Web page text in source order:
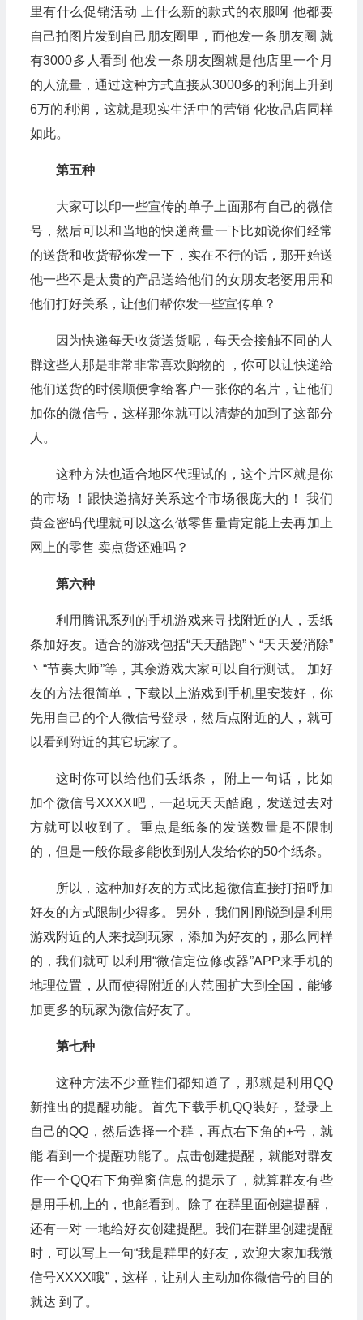
里有什么促销活动 上什么新的款式的衣服啊 他都要
自己拍图片发到自己朋友圈里，而他发一条朋友圈 就
有3000多人看到 他发一条朋友圈就是他店里一个月
的人流量，通过这种方式直接从3000多的利润上升到
6万的利润，这就是现实生活中的营销 化妆品店同样
如此。
第五种
大家可以印一些宣传的单子上面那有自己的微信
号，然后可以和当地的快递商量一下比如说你们经常
的送货和收货帮你发一下，实在不行的话，那开始送
他一些不是太贵的产品送给他们的女朋友老婆用用和
他们打好关系，让他们帮你发一些宣传单？
因为快递每天收货送货呢，每天会接触不同的人
群这些人那是非常非常喜欢购物的 ，你可以让快递给
他们送货的时候顺便拿给客户一张你的名片，让他们
加你的微信号，这样那你就可以清楚的加到了这部分
人。
这种方法也适合地区代理试的，这个片区就是你
的市场 ！跟快递搞好关系这个市场很庞大的！ 我们
黄金密码代理就可以这么做零售量肯定能上去再加上
网上的零售 卖点货还难吗？
第六种
利用腾讯系列的手机游戏来寻找附近的人，丢纸
条加好友。适合的游戏包括“天天酷跑”丶“天天爱消除”
丶“节奏大师”等，其余游戏大家可以自行测试。 加好
友的方法很简单，下载以上游戏到手机里安装好，你
先用自己的个人微信号登录，然后点附近的人，就可
以看到附近的其它玩家了。
这时你可以给他们丢纸条， 附上一句话，比如
加个微信号XXXX吧，一起玩天天酷跑，发送过去对
方就可以收到了。重点是纸条的发送数量是不限制
的，但是一般你最多能收到别人发给你的50个纸条。
所以，这种加好友的方式比起微信直接打招呼加
好友的方式限制少得多。另外，我们刚刚说到是利用
游戏附近的人来找到玩家，添加为好友的，那么同样
的，我们就可 以利用“微信定位修改器”APP来手机的
地理位置，从而使得附近的人范围扩大到全国，能够
加更多的玩家为微信好友了。
第七种
这种方法不少童鞋们都知道了，那就是利用QQ
新推出的提醒功能。首先下载手机QQ装好，登录上
自己的QQ，然后选择一个群，再点右下角的+号，就
能 看到一个提醒功能了。点击创建提醒，就能对群友
作一个QQ右下角弹窗信息的提示了，就算群友有些
是用手机上的，也能看到。除了在群里面创建提醒，
还有一对 一地给好友创建提醒。我们在群里创建提醒
时，可以写上一句“我是群里的好友，欢迎大家加我微
信号XXXX哦”，这样，让别人主动加你微信号的目的
就达 到了。